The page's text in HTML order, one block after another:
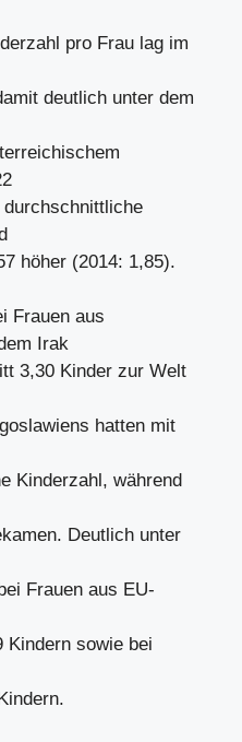
pro Frau lag im
deutlich unter dem
höher (2014: 1,85).
Frauen aus
Irak
3,30 Kinder zur Welt
hatten mit
Kinderzahl, während
Deutlich unter
Frauen aus EU-
Kindern sowie bei